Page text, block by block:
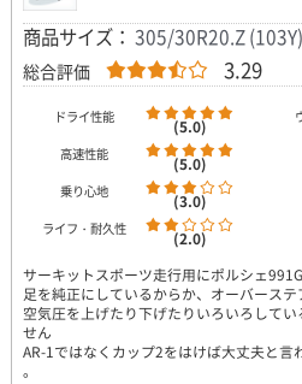
商品サイズ： 305/30R20.Z
総合評価 3.29
ドライ性能 (5.0)
高速性能 (5.0)
乗り心地 (3.0)
ライフ・耐久性
(2.0)
サーキットスポーツ走行用にポルシェ
足を純正にしているからか、オーバーステ
空気圧を上げたり下げたりいろいろして
せん
AR-1ではなくカップ2をはけば大丈夫と
。